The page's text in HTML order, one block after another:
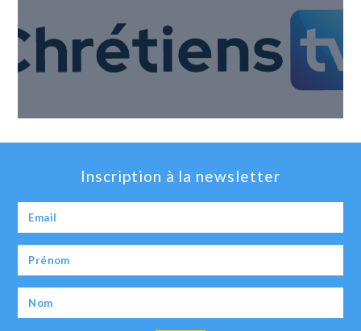
Inscription à la newsletter